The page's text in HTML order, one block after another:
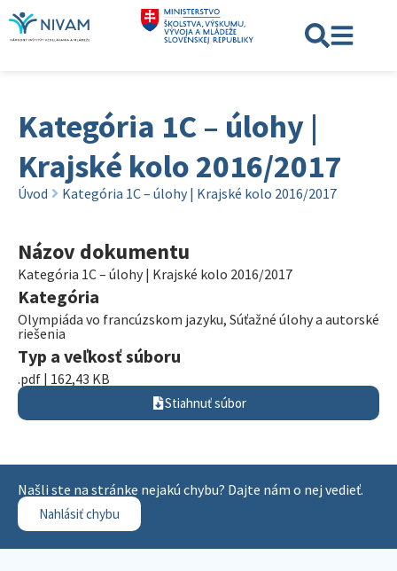
Kategória 1C – úlohy |
Krajské kolo 2016/2017
Úvod Kategória 1C – úlohy | Krajské kolo 2016/2017
Názov dokumentu
Kategória 1C – úlohy | Krajské kolo 2016/2017
Kategória
Olympiáda vo francúzskom jazyku, Súťažné úlohy a autorské
riešenia
Typ a veľkosť súboru
.pdf | 162,43 KB
Stiahnuť súbor
Našli ste na stránke nejakú chybu? Dajte nám o nej vedieť.
Nahlásiť chybu